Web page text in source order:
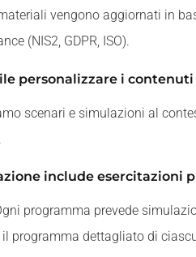
vengono aggiornati in
(NIS2, GDPR, ISO).
personalizzare i
scenari e simulazioni al
include esercitazioni
programma prevede
il programma dettagliato di